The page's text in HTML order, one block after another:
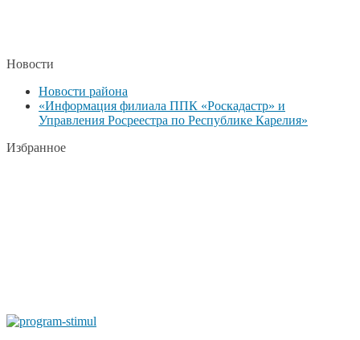
Новости
Новости района
«Информация филиала ППК «Роскадастр» и
Управления Росреестра по Республике Карелия»
Избранное